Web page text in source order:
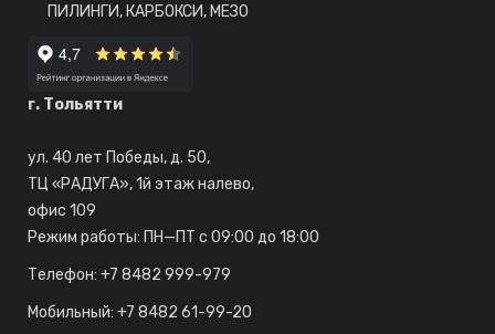
ПИЛИНГИ, КАРБОКСИ, МЕЗО
г. Тольятти
ул. 40 лет Победы, д. 50,
ТЦ «РАДУГА», 1й этаж налево,
офис 109
Режим работы: ПН—ПТ с 09:00 до 18:00
Телефон: +7 8482 999-979
Мобильный: +7 8482 61-99-20